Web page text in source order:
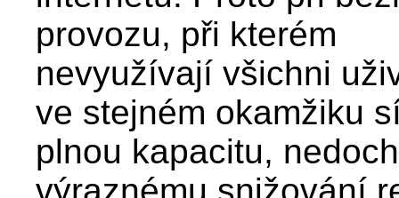
provozu, při kterém
nevyužívají všichni
ve stejném okamžiku
plnou kapacitu,